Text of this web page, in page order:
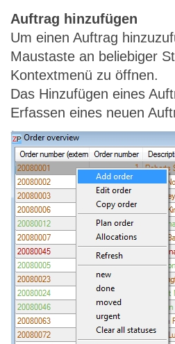
Auftrag hinzufügen
Um einen Auftrag
Maustaste an beliebiger
Kontextmenü zu öffnen.
Das Hinzufügen eines
Erfassen eines neuen